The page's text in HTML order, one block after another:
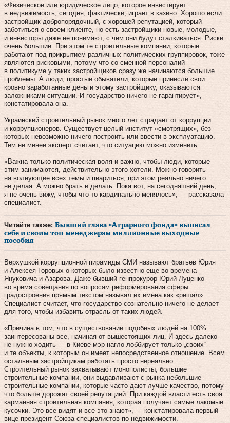
«Физическое или юридическое лицо, которое инвестирует
в недвижимость, сегодня, фактически, играет в казино. Хорошо если
застройщик добропорядочный, с хорошей репутацией, который
заботиться о своем клиенте, но есть застройщики новые, молодые,
и инвесторы даже не понимают, с чем они будут сталкиваться. Риски
очень большие. При этом те строительные компании, которые
работают под прикрытием различных политических группировок, тоже
являются рисковыми, потому что со сменной персоналий
в политикуме у таких застройщиков сразу же начинаются большие
проблемы. А люди, простые обыватели, которые принесли свои
кровно заработанные деньги этому застройщику, оказываются
заложниками ситуации. И государство ничего не гарантирует», —
констатировала она.
Украинский строительный рынок много лет страдает от коррупции
и коррупционеров. Существует целый институт «смотрящих», без
которых невозможно ничего построить или ввести в эксплуатацию.
Тем не менее эксперт считает, что ситуацию можно изменить.
«Важна только политическая воля и важно, чтобы люди, которые
этим занимаются, действительно этого хотели. Можно говорить
на волнующие всех темы и пиариться, при этом реально ничего
не делая. А можно брать и делать. Пока вот, на сегодняшний день,
я не очень вижу, чтобы что-то кардинально менялось», — рассказала
специалист.
Читайте также: Бывший глава «Аграрного фонда» выписал
себе и своим топ-менеджерам миллионные выходные
пособия
Верхушкой коррупционной пирамиды СМИ называют братьев Юрия
и Алексея Горовых о которых было известно еще во времена
Януковича и Азарова. Даже бывший генпрокурор Юрий Луценко
во время совещания по вопросам реформирования сферы
градостроения прямым текстом называл их имена как «решал».
Специалист считает, что государство сознательно ничего не делает
для того, чтобы избавить отрасль от таких людей.
«Причина в том, что в существовании подобных людей на 100%
заинтересованы все, начиная от вышестоящих лиц. И здесь далеко
не нужно ходить — в Киеве мэр нагло лоббирует только „своих“
и те объекты, к которым он имеет непосредственное отношение. Всем
остальным застройщикам работать просто нереально....
Строительный рынок захватывают монополисты, большие
строительные компании, они выдавливают с рынка небольшие
строительные компании, которые часто дают лучше качество, потому
что больше дорожат своей репутацией. При каждой власти есть своя
карманная строительная компания, которая получает самые лакомые
кусочки. Это все видят и все это знают», — констатировала первый
вице-президент Союза специалистов по недвижимости.